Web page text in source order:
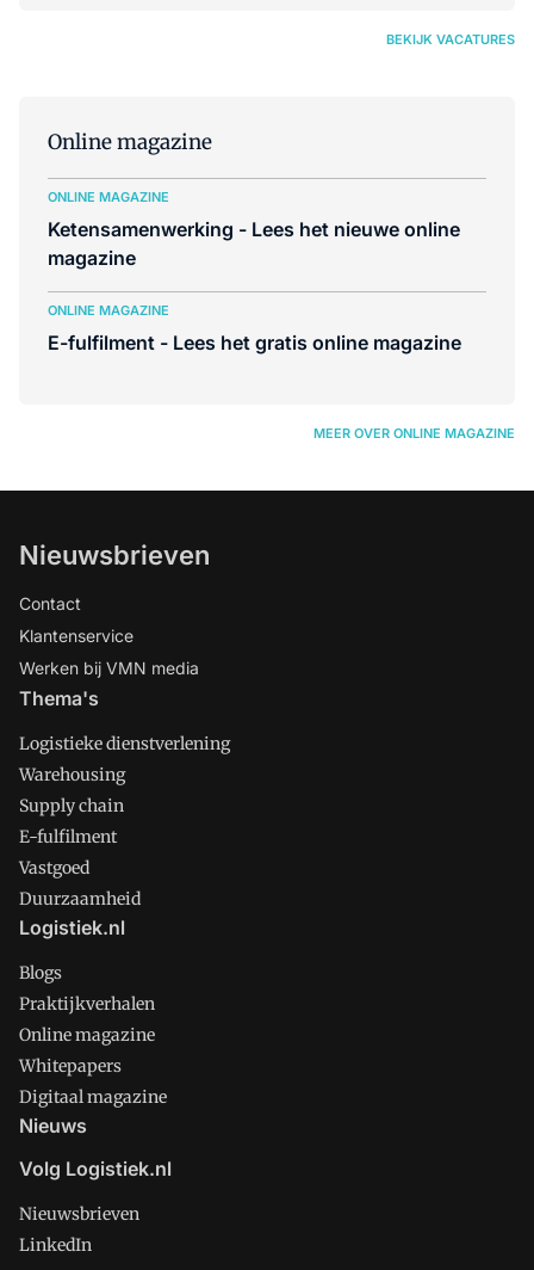
BEKIJK VACATURES
Online magazine
ONLINE MAGAZINE
Ketensamenwerking - Lees het nieuwe online
magazine
ONLINE MAGAZINE
E-fulfilment - Lees het gratis online magazine
MEER OVER ONLINE MAGAZINE
Nieuwsbrieven
Contact
Klantenservice
Werken bij VMN media
Thema's
Logistieke dienstverlening
Warehousing
Supply chain
E-fulfilment
Vastgoed
Duurzaamheid
Logistiek.nl
Blogs
Praktijkverhalen
Online magazine
Whitepapers
Digitaal magazine
Nieuws
Volg Logistiek.nl
Nieuwsbrieven
LinkedIn